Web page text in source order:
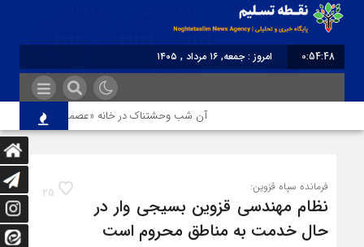
0:54:48
امروز : جمعه, ۱۶ مرداد , ۱۴۰۵
آن شب وحشتناک در خانه «عصمت»
25 فرمانده سپاه قزوین:
نظام مهندسی قزوین بسیجی وار در
حال خدمت به مناطق محروم است